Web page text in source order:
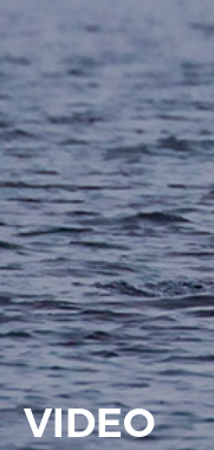
VIDEO